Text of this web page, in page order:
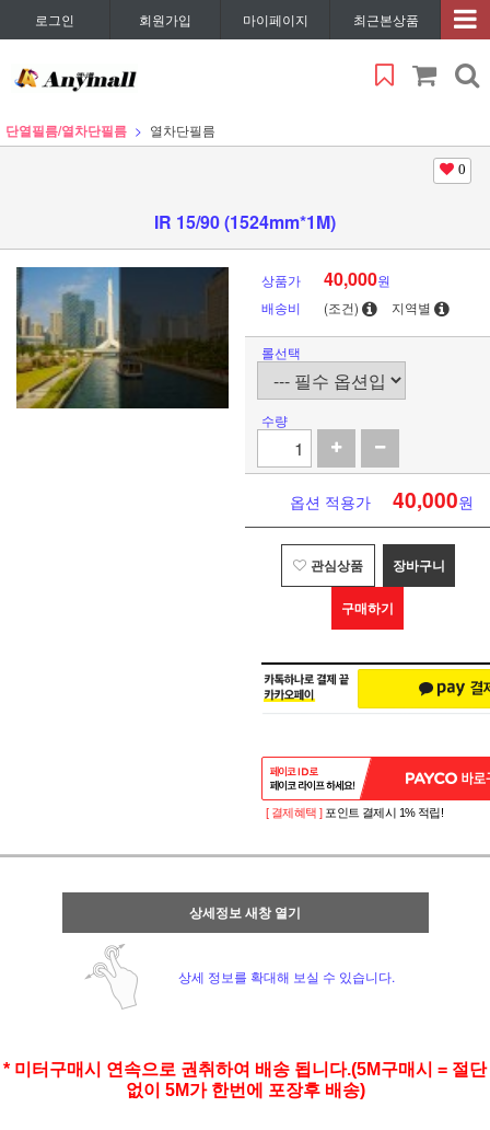
로그인 회원가입 마이페이지 최근본상품
단열필름/열차단필름 열차단필름
0
IR 15/90 (1524mm*1M)
상품가 40,000원
배송비
(조건) 지역별
롤선택
수량
옵션 적용가 40,000원
관심상품 장바구니
구매하기
[ 결제혜택 ] 포인트 결제시 1% 적립!
상세정보 새창 열기
상세 정보를 확대해 보실 수 있습니다.
* 미터구매시 연속으로 권취하여 배송 됩니다.(5M구매시 = 절단
없이 5M가 한번에 포장후 배송)